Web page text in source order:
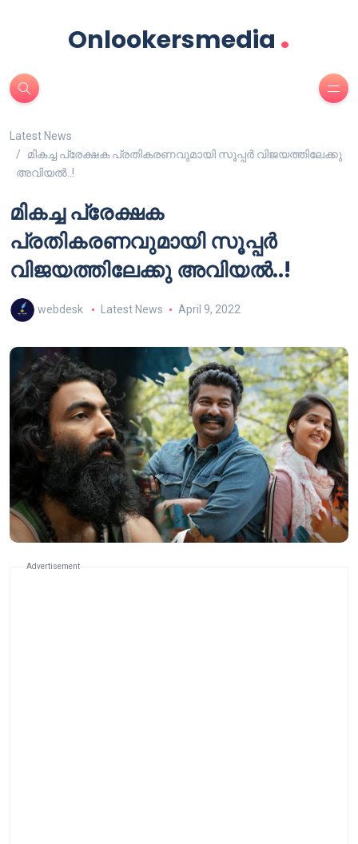
Onlookersmedia .
Latest News
മികച്ച പ്രേക്ഷക പ്രതികരണവുമായി സൂപ്പർ വിജയത്തിലേക്കു
അവിയൽ..!
മികച്ച പ്രേക്ഷക
പ്രതികരണവുമായി സൂപ്പർ
വിജയത്തിലേക്കു അവിയൽ..!
webdesk Latest News April 9, 2022
Advertisement